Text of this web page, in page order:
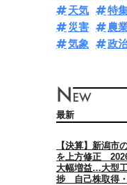
天気
特
災害
農
気象
政
最新
【決算】新潟
を上方修正
大幅増益…大型
捗 自己株取得